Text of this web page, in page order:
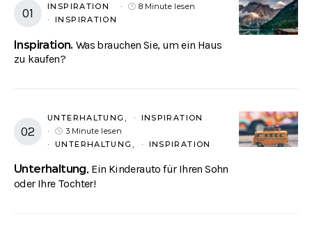
INSPIRATION
8 Minute lesen
INSPIRATION
Inspiration Was brauchen Sie, um ein Haus
zu kaufen?
UNTERHALTUNG
INSPIRATION
3 Minute lesen
UNTERHALTUNG
INSPIRATION
Unterhaltung Ein Kinderauto für Ihren Sohn
oder Ihre Tochter!